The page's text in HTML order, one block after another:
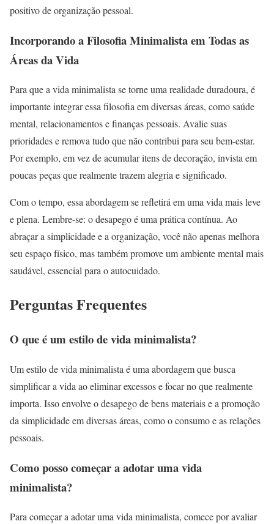
positivo de organização pessoal.
Incorporando a Filosofia Minimalista em Todas as
Áreas da Vida
Para que a vida minimalista se torne uma realidade duradoura, é
importante integrar essa filosofia em diversas áreas, como saúde
mental, relacionamentos e finanças pessoais. Avalie suas
prioridades e remova tudo que não contribui para seu bem-estar.
Por exemplo, em vez de acumular itens de decoração, invista em
poucas peças que realmente trazem alegria e significado.
Com o tempo, essa abordagem se refletirá em uma vida mais leve
e plena. Lembre-se: o desapego é uma prática contínua. Ao
abraçar a simplicidade e a organização, você não apenas melhora
seu espaço físico, mas também promove um ambiente mental mais
saudável, essencial para o autocuidado.
Perguntas Frequentes
O que é um estilo de vida minimalista?
Um estilo de vida minimalista é uma abordagem que busca
simplificar a vida ao eliminar excessos e focar no que realmente
importa. Isso envolve o desapego de bens materiais e a promoção
da simplicidade em diversas áreas, como o consumo e as relações
pessoais.
Como posso começar a adotar uma vida
minimalista?
Para começar a adotar uma vida minimalista, comece por avaliar